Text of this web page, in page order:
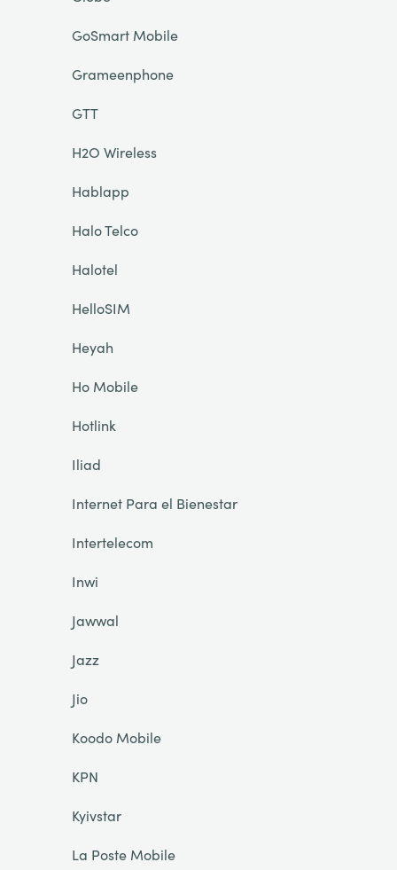
GoSmart Mobile
Grameenphone
GTT
H2O Wireless
Hablapp
Halo Telco
Halotel
HelloSIM
Heyah
Ho Mobile
Hotlink
Iliad
Internet Para el Bienestar
Intertelecom
Inwi
Jawwal
Jazz
Jio
Koodo Mobile
KPN
Kyivstar
La Poste Mobile